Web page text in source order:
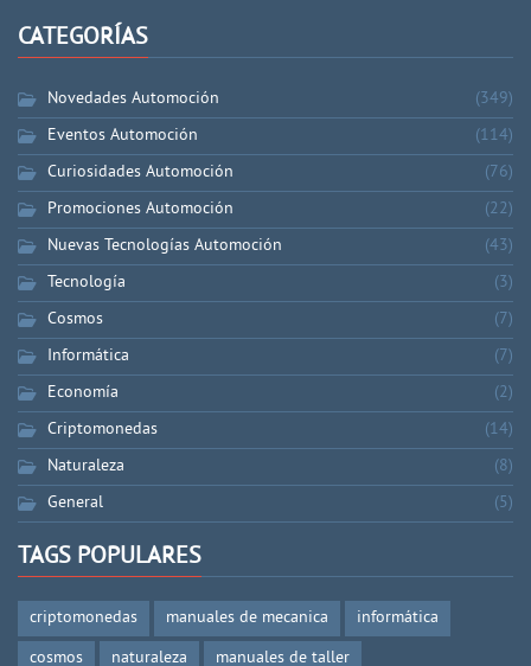
CATEGORÍAS
Novedades Automoción
(349)
Eventos Automoción
(114)
Curiosidades Automoción
(76)
Promociones Automoción
(22)
Nuevas Tecnologías Automoción
(43)
Tecnología
(3)
Cosmos
(7)
Informática
(7)
Economía
(2)
Criptomonedas
(14)
Naturaleza
(8)
General
(5)
TAGS POPULARES
criptomonedas manuales de mecanica
informática
cosmos
naturaleza manuales de taller